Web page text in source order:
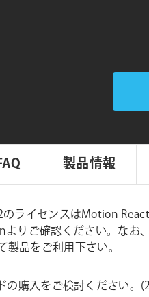
製品情報
ライセンスはMotion
りご確認ください。なお
品をご利用下さい。
購入をご検討ください。